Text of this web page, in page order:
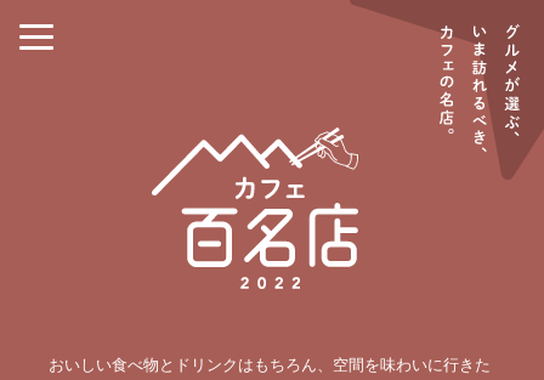
おいしい食べ物とドリンクはもちろん、空間を味わいに行きた